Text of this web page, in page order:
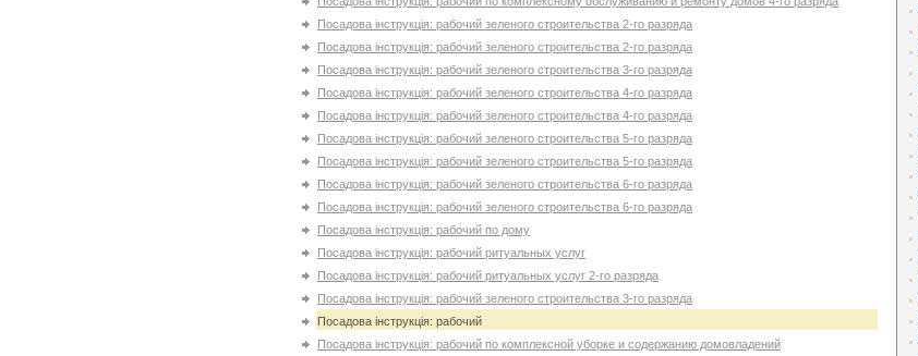
Посадова інструкція: рабочий зеленого строительства 2-го разряда
Посадова інструкція: рабочий зеленого строительства 2-го разряда
Посадова інструкція: рабочий зеленого строительства 3-го разряда
Посадова інструкція: рабочий зеленого строительства 4-го разряда
Посадова інструкція: рабочий зеленого строительства 4-го разряда
Посадова інструкція: рабочий зеленого строительства 5-го разряда
Посадова інструкція: рабочий зеленого строительства 5-го разряда
Посадова інструкція: рабочий зеленого строительства 6-го разряда
Посадова інструкція: рабочий зеленого строительства 6-го разряда
Посадова інструкція: рабочий по дому
Посадова інструкція: рабочий ритуальных услуг
Посадова інструкція: рабочий ритуальных услуг 2-го разряда
Посадова інструкція: рабочий зеленого строительства 3-го разряда
Посадова інструкція: рабочий
Посадова інструкція: рабочий по комплексной уборке и содержанию домовладений